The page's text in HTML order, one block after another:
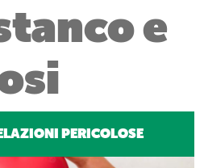
e
PERICOLOSE